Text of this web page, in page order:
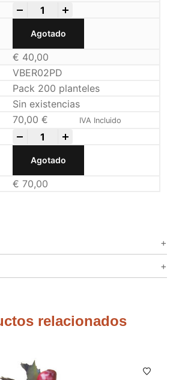
Agotado
€ 40,00
VBER02PD
Pack 200 planteles
Sin existencias
70,00€ IVA Incluido
Agotado
€ 70,00
relacionados